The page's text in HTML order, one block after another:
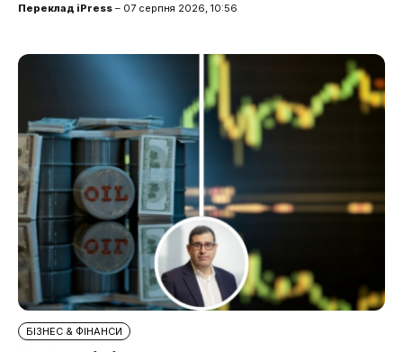
Переклад iPress – 07 серпня 2026, 10:56
БІЗНЕС & ФІНАНСИ